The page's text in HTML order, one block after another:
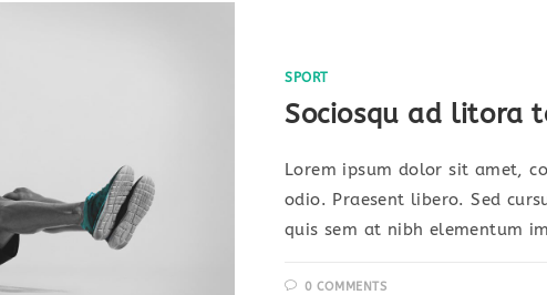
SPORT
Sociosqu ad litora
Lorem ipsum dolor sit amet,
odio. Praesent libero. Sed
quis sem at nibh elementum
0 COMMENTS